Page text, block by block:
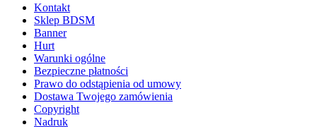
Kontakt
Sklep BDSM
Banner
Hurt
Warunki ogólne
Bezpieczne płatności
Prawo do odstąpienia od umowy
Dostawa Twojego zamówienia
Copyright
Nadruk